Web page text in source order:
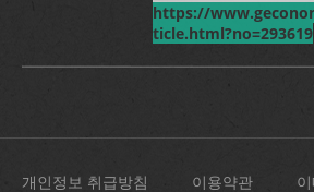
https://
ticle.html?no=293619
개인정보 취급방침 이용약관